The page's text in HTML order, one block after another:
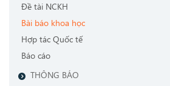
Đề tài NCKH
Bài báo khoa học
Hợp tác Quốc tế
Báo cáo
THÔNG BÁO